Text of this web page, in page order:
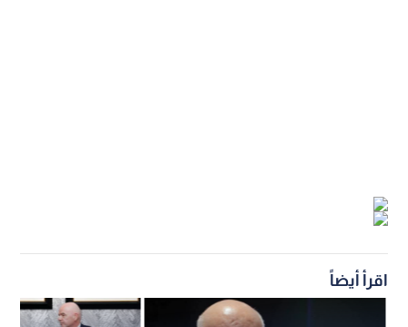
اقرأ أيضاً